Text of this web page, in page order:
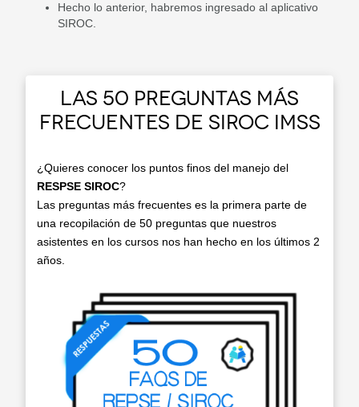
Hecho lo anterior, habremos ingresado al aplicativo
SIROC.
LAS 50 PREGUNTAS MÁS
FRECUENTES DE SIROC IMSS
¿Quieres conocer los puntos finos del manejo del
RESPSE SIROC?
Las preguntas más frecuentes es la primera parte de
una recopilación de 50 preguntas que nuestros
asistentes en los cursos nos han hecho en los últimos 2
años.